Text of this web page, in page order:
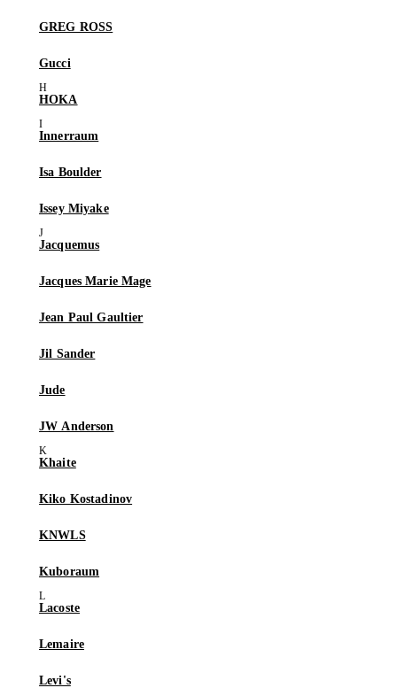
GREG ROSS
Gucci
HOKA
Innerraum
Isa Boulder
Issey Miyake
Jacquemus
Jacques Marie Mage
Jean Paul Gaultier
Jil Sander
Jude
JW Anderson
Khaite
Kiko Kostadinov
KNWLS
Kuboraum
Lacoste
Lemaire
Levi's